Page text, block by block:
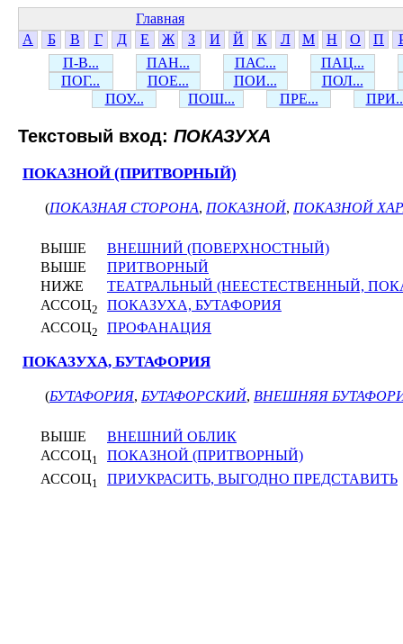
Главная
А
Б В Г Д Е Ж З И Й К Л М Н О П
П-В...
ПАН... ПАС...
ПАЦ...
ПОГ...
ПОЕ... ПОИ...
ПОЛ...
ПОУ...
ПОШ... ПРЕ...
Текстовый вход: ПОКАЗУХА
ПОКАЗНОЙ (ПРИТВОРНЫЙ)
(ПОКАЗНАЯ СТОРОНА, ПОКАЗНОЙ, ПОКАЗНОЙ
ВЫШЕ
ВНЕШНИЙ (ПОВЕРХНОСТНЫЙ)
ВЫШЕ
ПРИТВОРНЫЙ
НИЖЕ
ТЕАТРАЛЬНЫЙ (НЕЕСТЕСТВЕННЫЙ,
АССОЦ2
ПОКАЗУХА, БУТАФОРИЯ
АССОЦ2 ПРОФАНАЦИЯ
ПОКАЗУХА, БУТАФОРИЯ
(БУТАФОРИЯ, БУТАФОРСКИЙ, ВНЕШНЯЯ
ВЫШЕ
ВНЕШНИЙ ОБЛИК
АССОЦ1
ПОКАЗНОЙ (ПРИТВОРНЫЙ)
АССОЦ1 ПРИУКРАСИТЬ, ВЫГОДНО ПРЕДСТАВИТЬ